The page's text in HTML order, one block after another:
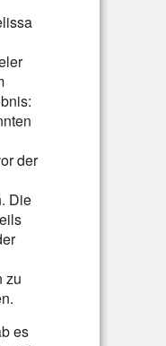
der
Die
zu
es